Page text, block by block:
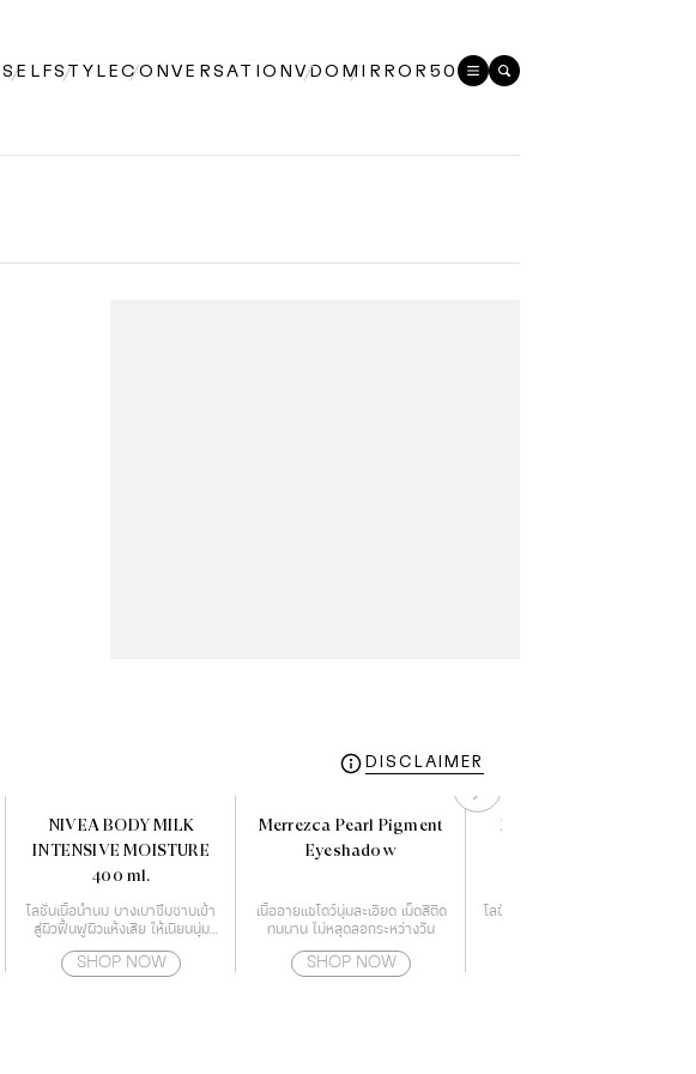
SELFSTYLE VDO
CONVERSATION MIRROR50
DISCLAIMER
NIVEA BODY MILK
INTENSIVE MOISTURE
400 ml.
โลชั่นเนื้อน้ำนม บางเบาซึมซาบเข้า
สู่ผิวฟื้นฟูผิวแห้งเสีย ให้เนียนนุ่ม
Essence
SHOP NOW
Merrezca Pearl Pigment
Eyeshadow
เนื้ออายแชโดว์นุ่มละเอียด เม็ดสีติด
ทนนาน ไม่หลุดลอกระหว่างวัน
SHOP NOW
PAUL & JOE HERBAL
โลชั่นบำรุงผิว ชุ่มชื่น แลดูอ่อนเยาว์